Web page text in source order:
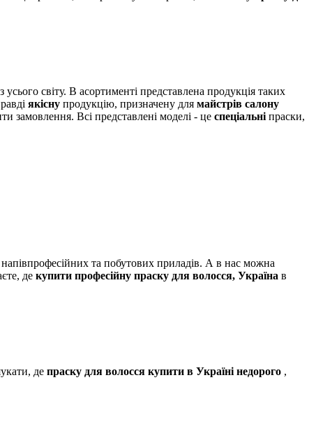
з усього світу. В асортименті представлена ​​продукція таких
якісну продукцію, призначену для майстрів салону
замовлення. Всі представлені моделі - це спеціальні праски,
та побутових приладів. А в нас можна
де купити професійну праску для волосся, Україна в
де праску для волосся купити в Україні недорого ,